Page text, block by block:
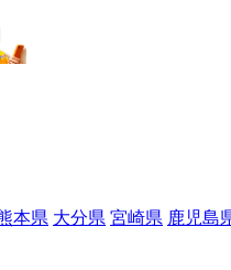
本県 大分県 宮崎県 鹿児島